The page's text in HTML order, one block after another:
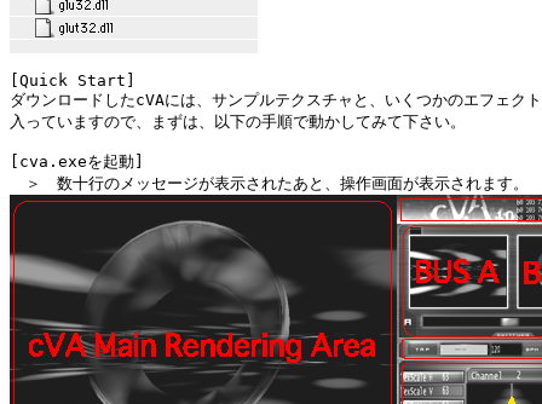
[Quick Start]
ダウンロードしたcVAには、サンプルテクスチャと、いくつかのエフェク
入っていますので、まずは、以下の手順で動かしてみて下さい。
[cva.exeを起動]